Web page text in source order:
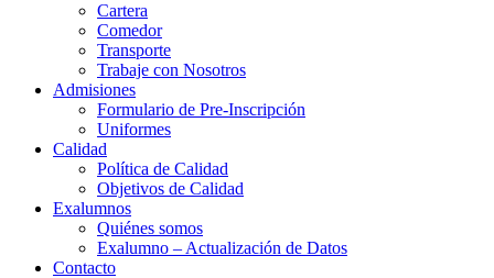
Cartera
Comedor
Transporte
Trabaje con Nosotros
Admisiones
Formulario de Pre-Inscripción
Uniformes
Calidad
Política de Calidad
Objetivos de Calidad
Exalumnos
Quiénes somos
Exalumno – Actualización de Datos
Contacto